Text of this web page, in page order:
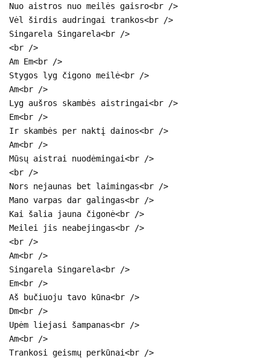
Nuo aistros nuo meilės gaisro<br />
Vėl širdis audringai trankos<br />
Singarela Singarela<br />
<br />
Am Em<br />
Stygos lyg čigono meilė<br />
Am<br />
Lyg aušros skambės aistringai<br />
Em<br />
Ir skambės per naktį dainos<br />
Am<br />
Mūsų aistrai nuodėmingai<br />
<br />
Nors nejaunas bet laimingas<br />
Mano varpas dar galingas<br />
Kai šalia jauna čigonė<br />
Meilei jis neabejingas<br />
<br />
Am<br />
Singarela Singarela<br />
Em<br />
Aš bučiuoju tavo kūna<br />
Dm<br />
Upėm liejasi šampanas<br />
Am<br />
Trankosi geismų perkūnai<br />